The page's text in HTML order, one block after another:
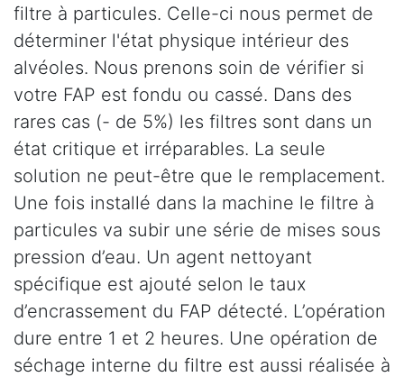
filtre à particules. Celle-ci nous permet de
déterminer l'état physique intérieur des
alvéoles. Nous prenons soin de vérifier si
votre FAP est fondu ou cassé. Dans des
rares cas (- de 5%) les filtres sont dans un
état critique et irréparables. La seule
solution ne peut-être que le remplacement.
Une fois installé dans la machine le filtre à
particules va subir une série de mises sous
pression d’eau. Un agent nettoyant
spécifique est ajouté selon le taux
d’encrassement du FAP détecté. L’opération
dure entre 1 et 2 heures. Une opération de
séchage interne du filtre est aussi réalisée à